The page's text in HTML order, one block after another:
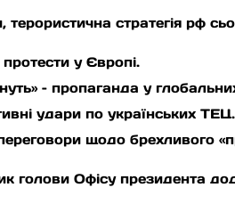
стратегія рф
протести у Європі.
– пропаганда у
удари по українських ТЕЦ.
щодо брехливого
голови Офісу президента